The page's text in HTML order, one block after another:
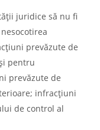
juridice să nu fi
prevăzute de
pentru
prevăzute de
infracţiuni
de control al